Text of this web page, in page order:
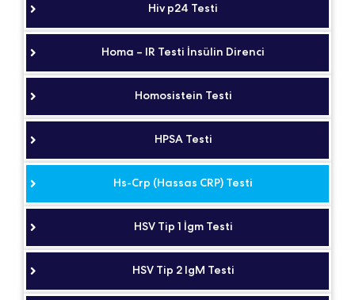
Hiv p24 Testi
Homa – IR Testi İnsülin Direnci
Homosistein Testi
HPSA Testi
Hs-Crp (Hassas CRP) Testi
HSV Tip 1 İgm Testi
HSV Tip 2 IgM Testi